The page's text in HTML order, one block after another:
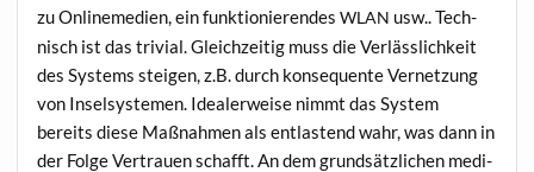
zu Online­me­di­en, ein funk­tio­nie­ren­desWLAN usw.. Tech­
nisch ist das tri­vi­al. Gleich­zei­tig muss die Ver­läss­lich­keit
des Sys­tems stei­gen, z.B. durch kon­se­quen­te Ver­net­zung
von Insel­sys­te­men. Idea­ler­wei­se nimmt das Sys­tem
bereits die­se Maß­nah­men als ent­las­tend wahr, was dann in
der Fol­ge Ver­trau­en schafft. An dem grund­sätz­li­chen medi­